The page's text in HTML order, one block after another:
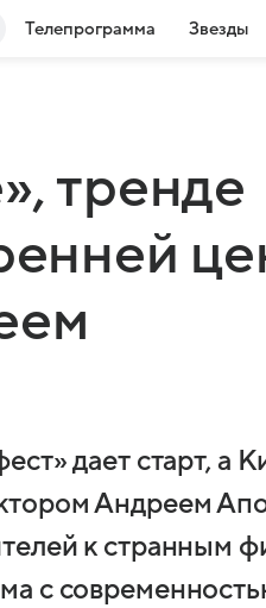
Телепрограмма Звезды
тренде
дает старт, а
Андреем
к странным
с